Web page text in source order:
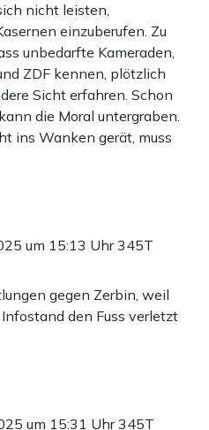
nicht leisten,
einzuberufen. Zu
unbedarfte Kameraden,
ZDF kennen, plötzlich
Sicht erfahren. Schon
die Moral untergraben.
ins Wanken gerät, muss
um 15:13 Uhr345T
gegen Zerbin, weil
den Fuss verletzt
um 15:31 Uhr345T